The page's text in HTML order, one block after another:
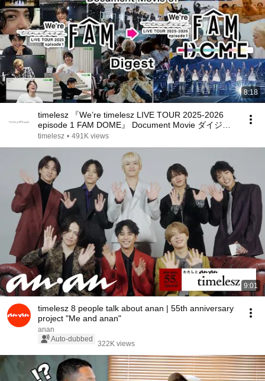
8:18
timelesz 『We’re timelesz LIVE TOUR 2025-2026
episode 1 FAM DOME』 Document Movie ダイジェ
スト映像
timelesz • 491K views
9:01
timelesz 8 people talk about anan | 55th anniversary
project "Me and anan"
anan
Auto-dubbed
322K views